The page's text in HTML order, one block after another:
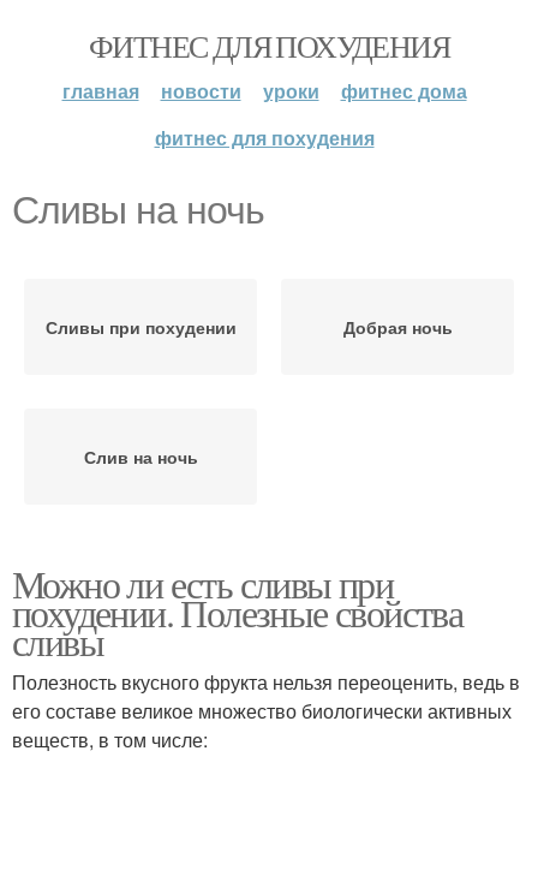
ФИТНЕС ДЛЯ ПОХУДЕНИЯ
главная новости уроки
фитнес дома
фитнес для похудения
Сливы на ночь
Сливы при похудении Добрая ночь
Слив на ночь
Можно ли есть сливы при
похудении. Полезные свойства
сливы
Полезность вкусного фрукта нельзя переоценить, ведь в
его составе великое множество биологически активных
веществ, в том числе: